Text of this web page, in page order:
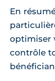
En
optimiser
contrôle